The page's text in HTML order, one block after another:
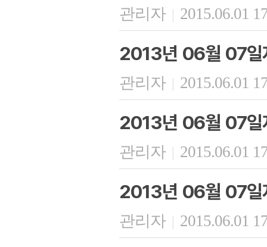
관리자 | 2015.06.01
2013년 06월 07일
관리자 | 2015.06.01
2013년 06월 07일
관리자 | 2015.06.01
2013년 06월 07일
관리자 | 2015.06.01